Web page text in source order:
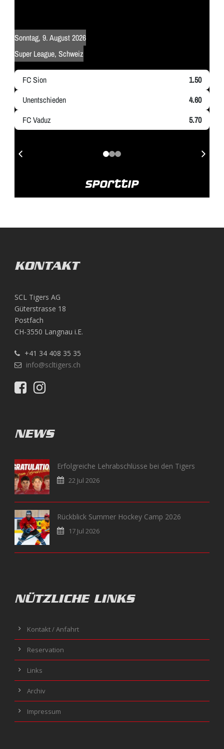
KONTAKT
SCL Tigers AG
Güterstrasse 18
Postfach
CH-3550 Langnau i.E.
+41 34 408 35 35
info@scltigers.ch
NEWS
Erfolgreiche Lehrabschlüsse bei den Tigers
22 Jul 2026
Rückblick Summer Hockey Camp 2026
17 Jul 2026
NÜTZLICHE LINKS
Kontakt / Anfahrt
Reservation
Links
Archiv
Impressum